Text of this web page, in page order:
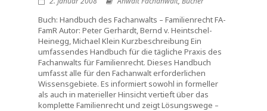
Buch: Handbuch des Fachanwalts – Familienrecht FA-
FamR Autor: Peter Gerhardt, Bernd v. Heintschel-
Heinegg, Michael Klein Kurzbeschreibung Ein
umfassendes Handbuch für die tägliche Praxis des
Fachanwalts für Familienrecht. Dieses Handbuch
umfasst alle für den Fachanwalt erforderlichen
Wissensgebiete. Es informiert sowohl in formeller
als auch in materieller Hinsicht vertieft über das
komplette Familienrecht und zeigt Lösungswege –